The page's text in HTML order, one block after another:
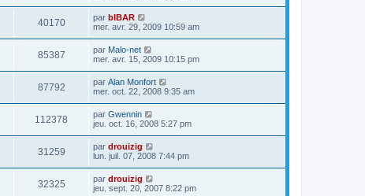
40170 par bIBAR
mer. avr. 29, 2009 10:59 am
85387 par Malo-net
mer. avr. 15, 2009 10:15 pm
87792 par Alan Monfort
mer. oct. 22, 2008 9:35 am
112378 par Gwennin
jeu. oct. 16, 2008 5:27 pm
31259 par drouizig
lun. juil. 07, 2008 7:44 pm
32325 par drouizig
jeu. sept. 20, 2007 8:22 pm